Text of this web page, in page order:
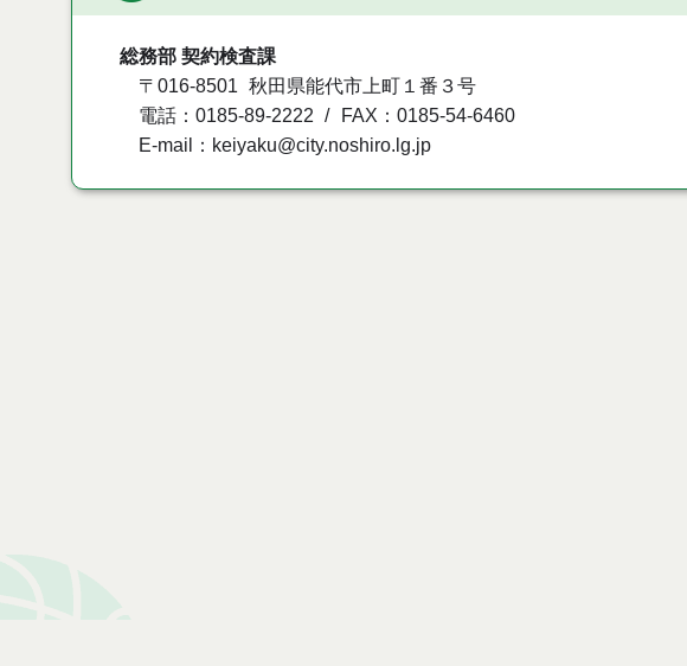
総務部 契約検査課
〒016-8501
秋田県能代市上町１番３号
電話：0185-89-2222
FAX：0185-54-6460
E-mail：keiyaku@city.noshiro.lg.jp